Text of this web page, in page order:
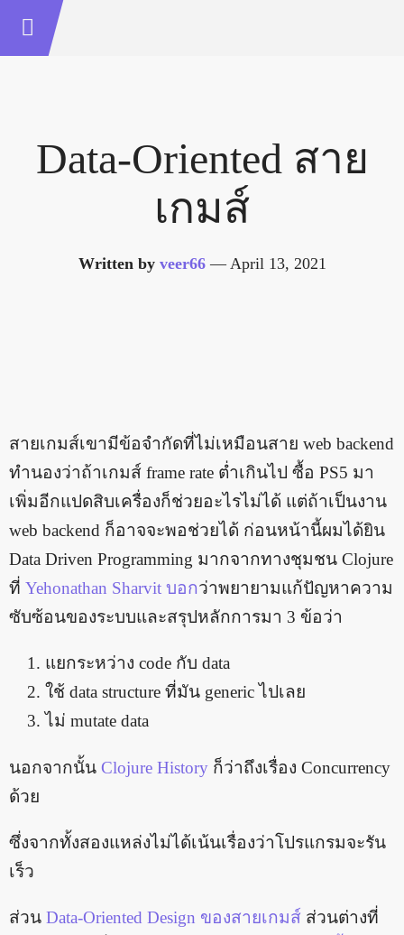
Data-Oriented สาย
เกมส์
Written by veer66 —April 13, 2021
สายเกมส์เขามีข้อจำกัดที่ไม่เหมือนสาย web backend
ทำนองว่าถ้าเกมส์ frame rate ต่ำเกินไป ซื้อ PS5 มา
เพิ่มอีกแปดสิบเครื่องก็ช่วยอะไรไม่ได้ แต่ถ้าเป็นงาน
web backend ก็อาจจะพอช่วยได้ ก่อนหน้านี้ผมได้ยิน
Data Driven Programming มากจากทางชุมชน Clojure
ที่ Yehonathan Sharvit บอกว่าพยายามแก้ปัญหาความ
ซับซ้อนของระบบและสรุปหลักการมา 3 ข้อว่า
แยกระหว่าง code กับ data
ใช้ data structure ที่มัน generic ไปเลย
ไม่ mutate data
นอกจากนั้น Clojure Historyก็ว่าถึงเรื่อง Concurrency
ด้วย
ซึ่งจากทั้งสองแหล่งไม่ได้เน้นเรื่องว่าโปรแกรมจะรัน
เร็ว
ส่วน Data-Oriented Design ของสายเกมส์ ส่วนต่างที่